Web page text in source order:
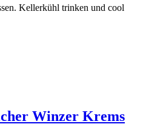
Kellerkühl trinken und cool
Winzer Krems